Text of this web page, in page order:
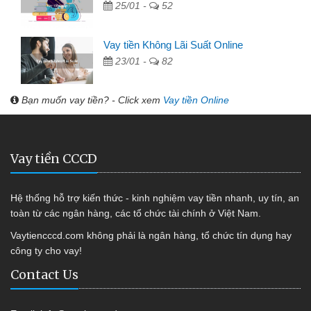
25/01 - 52
Vay tiền Không Lãi Suất Online
23/01 - 82
Bạn muốn vay tiền? - Click xem Vay tiền Online
Vay tiền CCCD
Hệ thống hỗ trợ kiến thức - kinh nghiệm vay tiền nhanh, uy tín, an
toàn từ các ngân hàng, các tổ chức tài chính ở Việt Nam.
Vaytiencccd.com không phải là ngân hàng, tổ chức tín dụng hay
công ty cho vay!
Contact Us